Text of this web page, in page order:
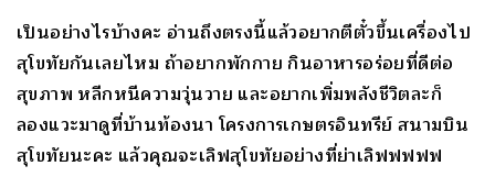
เป็นอย่างไรบ้างคะ อ่านถึงตรงนี้แล้วอยากตีตั๋วขึ้นเครื่องไป
สุโขทัยกันเลยไหม ถ้าอยากพักกาย กินอาหารอร่อยที่ดีต่อ
สุขภาพ หลีกหนีความวุ่นวาย และอยากเพิ่มพลังชีวิตละก็
ลองแวะมาดูที่บ้านท้องนา โครงการเกษตรอินทรีย์ สนามบิน
สุโขทัยนะคะ แล้วคุณจะเลิฟสุโขทัยอย่างที่ย่าเลิฟฟฟฟฟ